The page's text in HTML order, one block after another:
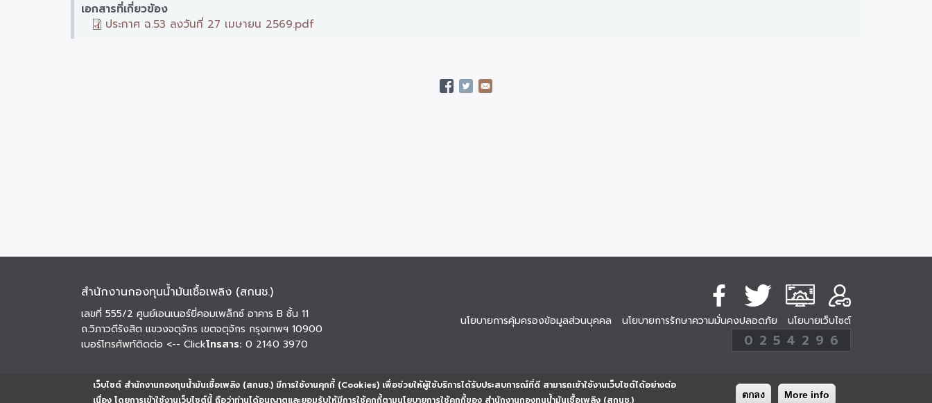
เว็บไซต์ สำนักงานกองทุนน้ำมันเชื้อเพลิง (สกนช.) มีการใช้งานคุกกี้ (Cookies) เพื่อช่วยให้ผู้ใช้บริการได้รับประสบการณ์ที่ดี สามารถเข้าใช้งานเว็บไซต์ได้อย่างต่อ
เนื่อง โดยการเข้าใช้งานเว็บไซต์นี้ ถือว่าท่านได้อนุญาตและยอมรับให้มีการใช้คุกกี้ตามนโยบายการใช้คุกกี้ของ สำนักงานกองทุนน้ำมันเชื้อเพลิง (สกนช.)
ตกลง More info
เอกสารที่เกี่ยวข้อง
ประกาศ ฉ.53 ลงวันที่ 27 เมษายน 2569.pdf
สำนักงานกองทุนน้ำมันเชื้อเพลิง (สกนช.)
เลขที่ 555/2 ศูนย์เอนเนอร์ยี่คอมเพล็กซ์ อาคาร B ชั้น 11
ถ.วิภาวดีรังสิต แขวงจตุจักร เขตจตุจักร กรุงเทพฯ 10900
เบอร์โทรศัพท์ติดต่อ <-- Clickโทรสาร: 0 2140 3970
นโยบายการคุ้มครองข้อมูลส่วนบุคคล นโยบายการรักษาความมั่นคงปลอดภัย นโยบายเว็บไซต์
254296
ครั้ง
0 2 5 4 2 9 6